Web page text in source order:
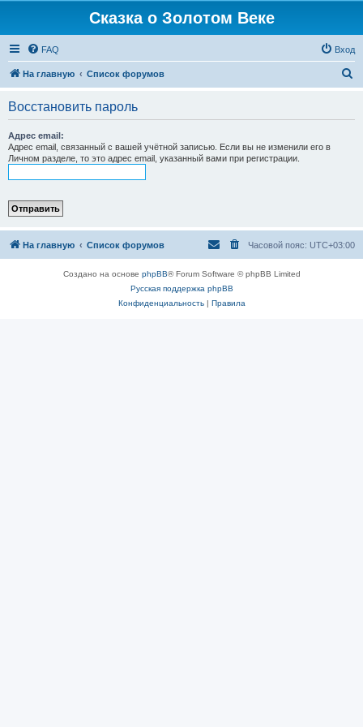
Сказка о Золотом Веке
FAQ Вход
На главную Список форумов
Восстановить пароль
Адрес email:
Адрес email, связанный с вашей учётной записью. Если вы не изменили его в
Личном разделе, то это адрес email, указанный вами при регистрации.
На главную Список форумов Часовой пояс: UTC+03:00
Создано на основе phpBB® Forum Software © phpBB Limited
Русская поддержка phpBB
Конфиденциальность| Правила